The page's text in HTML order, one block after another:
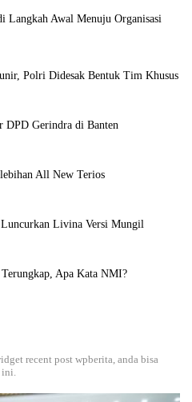
Langkah Awal Menuju Organisasi
Polri Didesak Bentuk Tim Khusus
DPD Gerindra di Banten
All New Terios
Livina Versi Mungil
Apa Kata NMI?
recent post wpberita, anda bisa
ini.